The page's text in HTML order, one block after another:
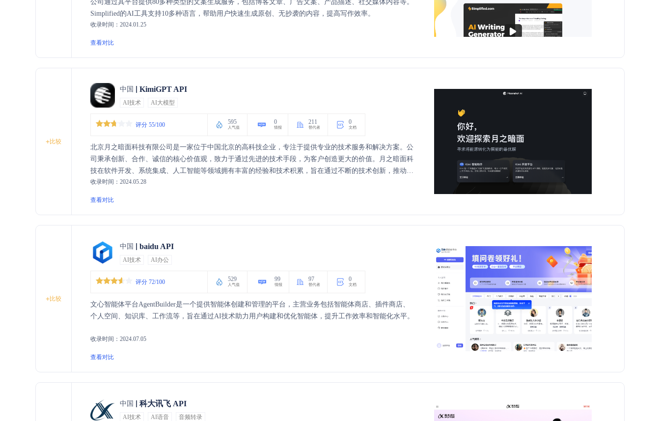
公司通过其平台提供80多种类型的文案生成服务，包括博客文章、广告文案、产品描述、社交媒体内容等。
Simplified的AI工具支持10多种语言，帮助用户快速生成原创、无抄袭的内容，提高写作效率。
收录时间：2024.01.25
查看对比
+比较
中国 KimiGPT API
AI技术 AI大模型
评分 55/100 595
人气值
0
情报
211
替代者
0
文档
北京月之暗面科技有限公司是一家位于中国北京的高科技企业，专注于提供专业的技术服务和解决方案。公
司秉承创新、合作、诚信的核心价值观，致力于通过先进的技术手段，为客户创造更大的价值。月之暗面科
技在软件开发、系统集成、人工智能等领域拥有丰富的经验和技术积累，旨在通过不断的技术创新，推动行
业的发展，满足客户多样化的需求。
收录时间：2024.05.28
查看对比
+比较
中国 baidu API
AI技术 AI办公
评分 72/100 529
人气值
99
情报
97
替代者
0
文档
文心智能体平台AgentBuilder是一个提供智能体创建和管理的平台，主营业务包括智能体商店、插件商店、
个人空间、知识库、工作流等，旨在通过AI技术助力用户构建和优化智能体，提升工作效率和智能化水平。
收录时间：2024.07.05
查看对比
中国 科大讯飞 API
AI技术 AI语音 音频转录